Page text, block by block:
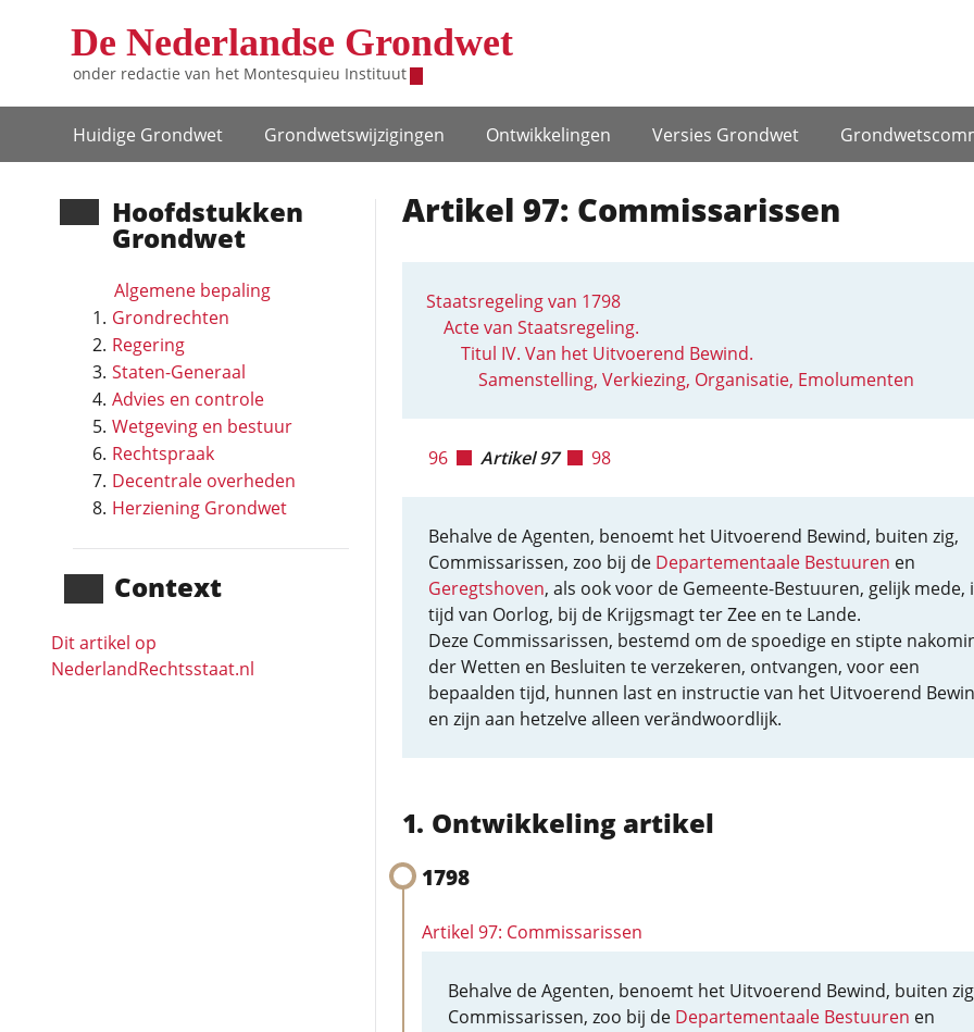
De Nederlandse Grondwet
onder redactie van het Montesquieu Instituut
Hoofdnavigatie
Huidige Grondwet Grondwets­wijzigingen Ontwikke­lingen Versies Grondwet
Hoofd­stukken
Grondwet
Algemene bepaling
Grondrechten
Regering
Staten-Generaal
Advies en controle
Wetgeving en bestuur
Rechtspraak
Decentrale overheden
Herziening Grondwet
Context
Dit artikel op
NederlandRechts­staat.nl
Artikel 97: Commissarissen
Staatsregeling van 1798
Acte van Staatsregeling.
Titul IV. Van het Uitvoerend Bewind.
Samenstelling, Verkiezing, Organisatie, Emolumenten
96 Artikel 97 98
Behalve de Agenten, benoemt het Uitvoerend Bewind, buiten zig,
Commissarissen, zoo bij de Departementaale Bestuuren en
Geregtshoven, als ook voor de Gemeente-Bestuuren, gelijk mede,
tijd van Oorlog, bij de Krijgsmagt ter Zee en te Lande.
Deze Commissarissen, bestemd om de spoedige en stipte
der Wetten en Besluiten te verzekeren, ontvangen, voor een
bepaalden tijd, hunnen last en instructie van het Uitvoerend
en zijn aan hetzelve alleen verändwoordlijk.
Ontwikkeling artikel
1798
Artikel 97: Commissarissen
Behalve de Agenten, benoemt het Uitvoerend Bewind, buiten
Commissarissen, zoo bij de Departementaale Bestuuren en